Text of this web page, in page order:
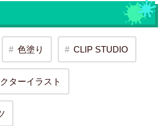
色塗り CLIP STUDIO
ターイラスト